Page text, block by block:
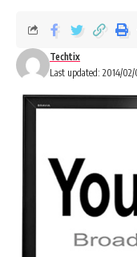
Last updated: 2014/
Techtix